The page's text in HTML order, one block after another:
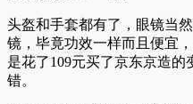
头盔和手套都有了，眼镜当
镜，毕竟功效一样而且便宜
是花了109元买了京东京造
错。